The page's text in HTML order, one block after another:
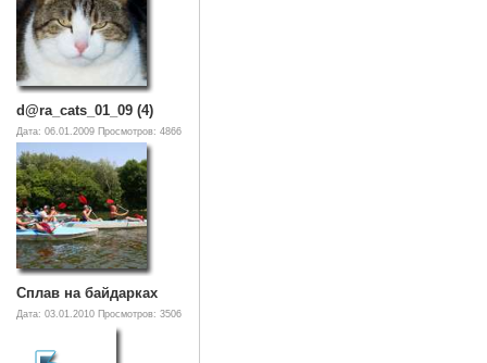
d@ra_cats_01_09 (4)
Дата: 06.01.2009 Просмотров: 4866
Сплав на байдарках
Дата: 03.01.2010 Просмотров: 3506